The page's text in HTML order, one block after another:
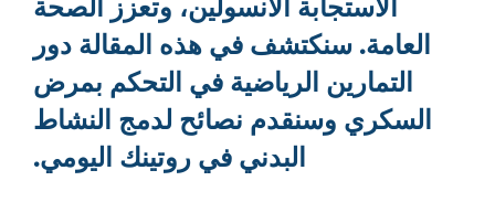
العامة. سنكتشف في هذه المقالة دور
التمارين الرياضية في التحكم بمرض
السكري وسنقدم نصائح لدمج النشاط
البدني في روتينك اليومي.